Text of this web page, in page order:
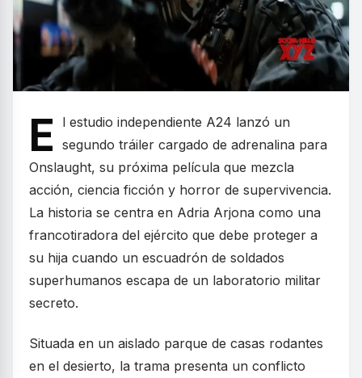
E
l estudio independiente A24 lanzó un
segundo tráiler cargado de adrenalina para
Onslaught, su próxima película que mezcla
acción, ciencia ficción y horror de supervivencia.
La historia se centra en Adria Arjona como una
francotiradora del ejército que debe proteger a
su hija cuando un escuadrón de soldados
superhumanos escapa de un laboratorio militar
secreto.
Situada en un aislado parque de casas rodantes
en el desierto, la trama presenta un conflicto